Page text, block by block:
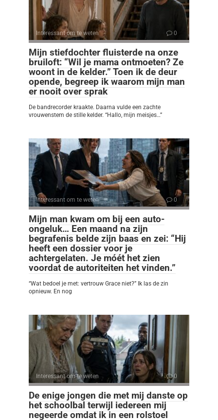
Interessant om te weten 0
Mijn stiefdochter fluisterde na onze
bruiloft: “Wil je mama ontmoeten? Ze
woont in de kelder.” Toen ik de deur
opende, begreep ik waarom mijn man
er nooit over sprak
De bandrecorder kraakte. Daarna vulde een zachte
vrouwenstem de stille kelder. “Hallo, mijn meisjes…”
Interessant om te weten 0
Mijn man kwam om bij een auto-
ongeluk… Een maand na zijn
begrafenis belde zijn baas en zei: “Hij
heeft een dossier voor je
achtergelaten. Je móét het zien
voordat de autoriteiten het vinden.”
“Wat bedoel je met: vertrouw Grace niet?” Ik las de zin
opnieuw. En nog
Interessant om te weten 0
De enige jongen die met mij danste op
het schoolbal terwijl iedereen mij
negeerde omdat ik in een rolstoel